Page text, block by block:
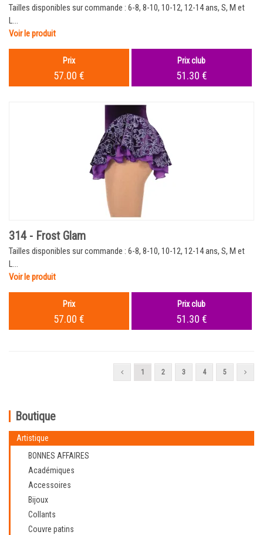
Tailles disponibles sur commande : 6-8, 8-10, 10-12, 12-14 ans, S, M et
L...
Voir le produit
Prix
57.00 €
Prix club
51.30 €
314 - Frost Glam
Tailles disponibles sur commande : 6-8, 8-10, 10-12, 12-14 ans, S, M et
L...
Voir le produit
Prix
57.00 €
Prix club
51.30 €
1 2 3 4 5
Boutique
Artistique
BONNES AFFAIRES
Académiques
Accessoires
Bijoux
Collants
Couvre patins